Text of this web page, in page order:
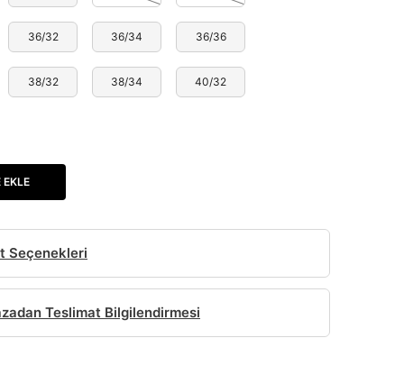
36/32 36/34 36/36
38/32 38/34 40/32
EKLE
Seçenekleri
Teslimat Bilgilendirmesi